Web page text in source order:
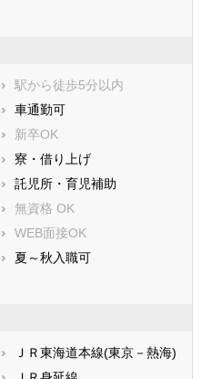
駅から徒歩5分以内
車通勤可
新卒OK
寮・借り上げ
託児所・育児補助
無資格 OK
WEB面接OK
夏～秋入職可
ＪＲ東海道本線(東京－熱海)